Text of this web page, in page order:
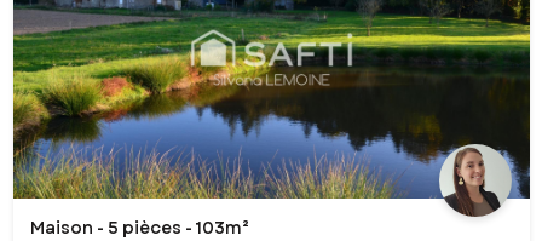
Maison - 5 pièces - 103m²